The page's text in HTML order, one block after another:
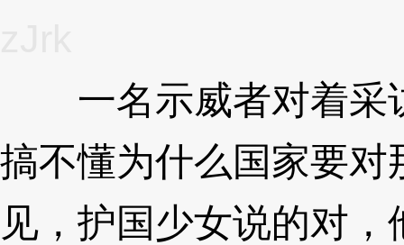
一名示威者对着采
搞不懂为什么国家要
见，护国少女说的对